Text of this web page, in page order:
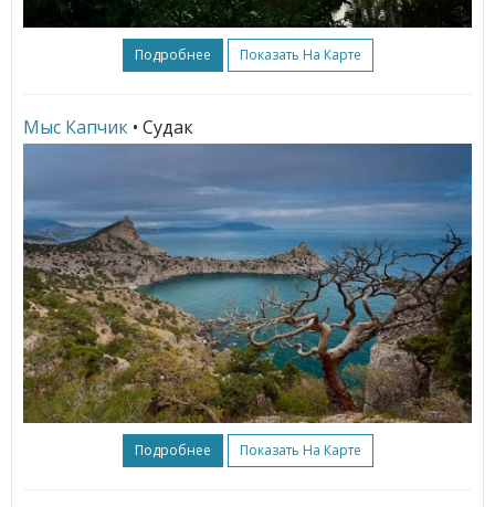
Подробнее Показать На Карте
Мыс Капчик • Судак
Подробнее Показать На Карте